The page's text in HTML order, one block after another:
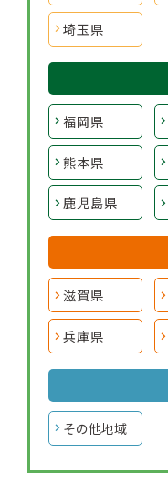
埼玉県
福岡県
熊本県
鹿児島県
滋賀県
兵庫県
その他地域